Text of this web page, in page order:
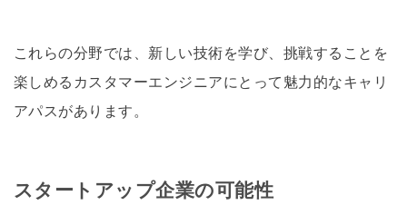
これらの分野では、新しい技術を学び、挑戦することを
楽しめるカスタマーエンジニアにとって魅力的なキャリ
アパスがあります。
スタートアップ企業の可能性